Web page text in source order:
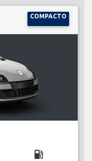
COMPACTO
local_gas_station